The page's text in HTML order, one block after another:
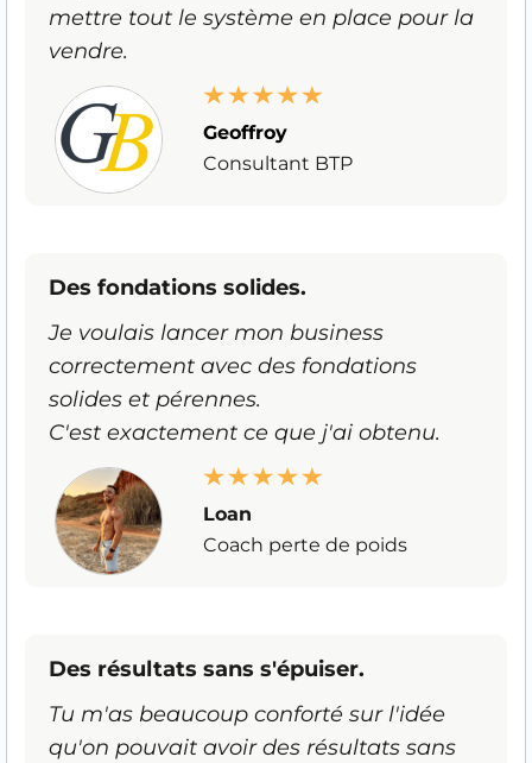
mettre tout le système en place pour la
vendre.
Geoffroy
Consultant BTP
Des fondations solides.
Je voulais lancer mon business
correctement avec des fondations
solides et pérennes.
C'est exactement ce que j'ai obtenu.
Loan
Coach perte de poids
Des résultats sans s'épuiser.
Tu m'as beaucoup conforté sur l'idée
qu'on pouvait avoir des résultats sans